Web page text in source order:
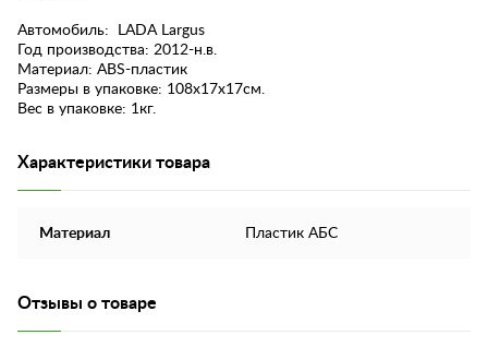
Автомобиль: LADA Largus
Год производства: 2012-н.в.
Материал: ABS-пластик
Размеры в упаковке: 108х17х17cм.
Вес в упаковке: 1кг.
Характеристики товара
Материал Пластик АБС
Отзывы о товаре